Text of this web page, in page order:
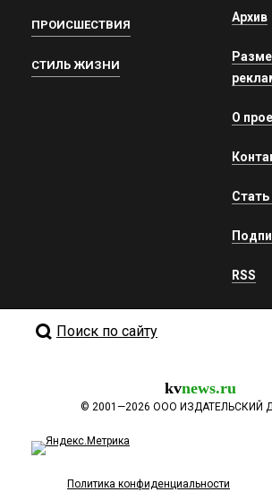
ПРОИСШЕСТВИЯ
СТИЛЬ ЖИЗНИ
Архив
О
RSS
Поиск по сайту
kvnews.ru
© 2001—2026 ООО ИЗДАТЕЛЬСКИЙ
Политика конфиденциальности